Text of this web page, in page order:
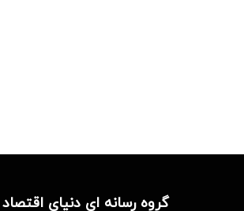
گروه رسانه ای دنیای اقتصاد